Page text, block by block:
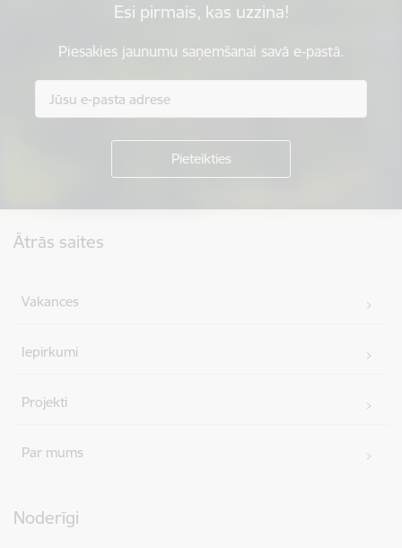
Esi pirmais, kas uzzina!
Piesakies jaunumu saņemšanai savā e-pastā.
Ātrās saites
Vakances
Iepirkumi
Projekti
Par mums
Noderīgi